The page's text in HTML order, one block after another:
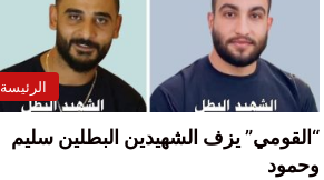
الرئيسة
“القومي” يزف الشهيدين البطلين سليم
وحمود